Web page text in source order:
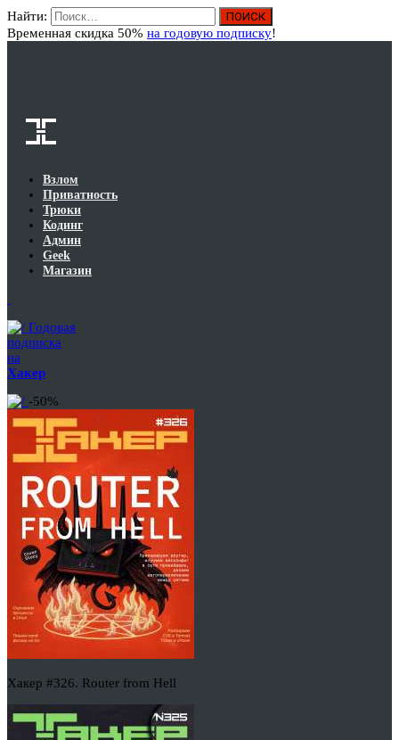
Найти:
Временная скидка 50% на годовую подписку!
Взлом
Приватность
Трюки
Кодинг
Админ
Geek
Магазин
Годовая
подписка
на
Хакер
-50%
Хакер #326. Router from Hell